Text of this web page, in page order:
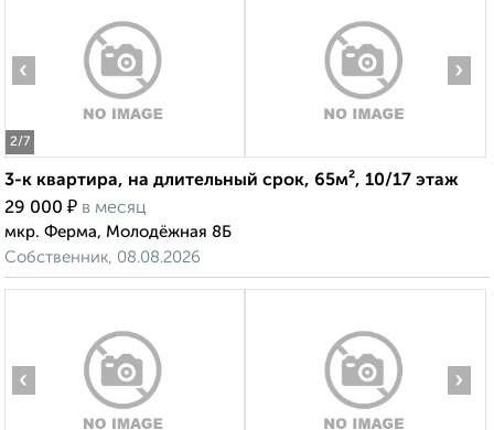
2/7
‹ ›
3-к квартира, на длительный срок, 65м², 10/17 этаж
29 000 ₽ в месяц
мкр. Ферма, Молодёжная 8Б
Собственник, 08.08.2026
‹ ›